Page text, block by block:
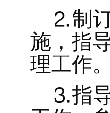
⒉制
施，指
理工作。
⒊指